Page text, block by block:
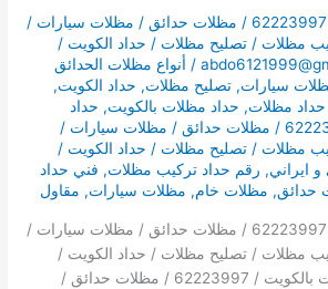
حداد مظلات بالكويت / 62223997 / مظلات حدائق / مظلات سيارات /
مظلات / تصليح مظلات / حداد الكويت /
/ أنواع مظلات الحدائق
سيارات,تصليح مظلات, حداد الكويت,
حداد مظلات, حداد مظلات بالكويت, حداد
مظلات بالكويت / 62223997 / مظلات حدائق / مظلات سيارات /
مظلات / تصليح مظلات / حداد الكويت /
ايراني, رقم حداد تركيب مظلات, فني حداد
حدائق, مظلات خام, مظلات سيارات, مقاول
حداد مظلات بالكويت / 62223997 / مظلات حدائق / مظلات سيارات /
مظلات / تصليح مظلات / حداد الكويت /
مظلات خام حداد مظلات بالكويت / 62223997 / مظلات حدائق /